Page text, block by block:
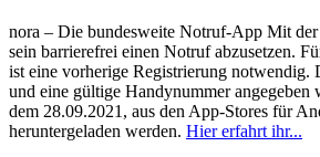
nora – Die bundesweite Notruf-App Mit
sein barrierefrei einen Notruf abzusetzen.
ist eine vorherige Registrierung notwendig.
und eine gültige Handynummer angegeben
dem 28.09.2021, aus den App-Stores für
heruntergeladen werden. Hier erfahrt ihr...